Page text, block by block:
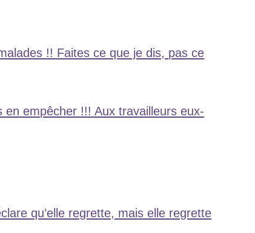
!! Faites ce que je dis, pas ce
empêcher !!! Aux travailleurs eux-
qu’elle regrette, mais elle regrette